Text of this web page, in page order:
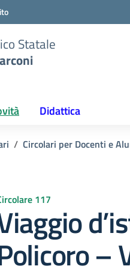
Statale
Didattica
Circolari per Docenti e
117
–